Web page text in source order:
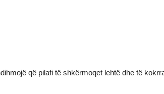
që pilafi të shkërmoqet lehtë dhe të